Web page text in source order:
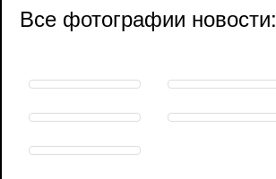
Все фотографии новости: